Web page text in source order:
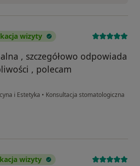
wizyty
, szczegółowo odpowiada
, polecam
i Estetyka • Konsultacja stomatologiczna
wizyty